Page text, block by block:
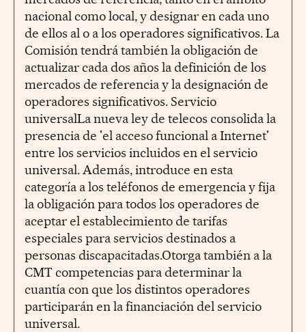
nacional como local, y designar en cada uno
de ellos al o a los operadores significativos. La
Comisión tendrá también la obligación de
actualizar cada dos años la definición de los
mercados de referencia y la designación de
operadores significativos. Servicio
universalLa nueva ley de telecos consolida la
presencia de 'el acceso funcional a Internet'
entre los servicios incluidos en el servicio
universal. Además, introduce en esta
categoría a los teléfonos de emergencia y fija
la obligación para todos los operadores de
aceptar el establecimiento de tarifas
especiales para servicios destinados a
personas discapacitadas.Otorga también a la
CMT competencias para determinar la
cuantía con que los distintos operadores
participarán en la financiación del servicio
universal.